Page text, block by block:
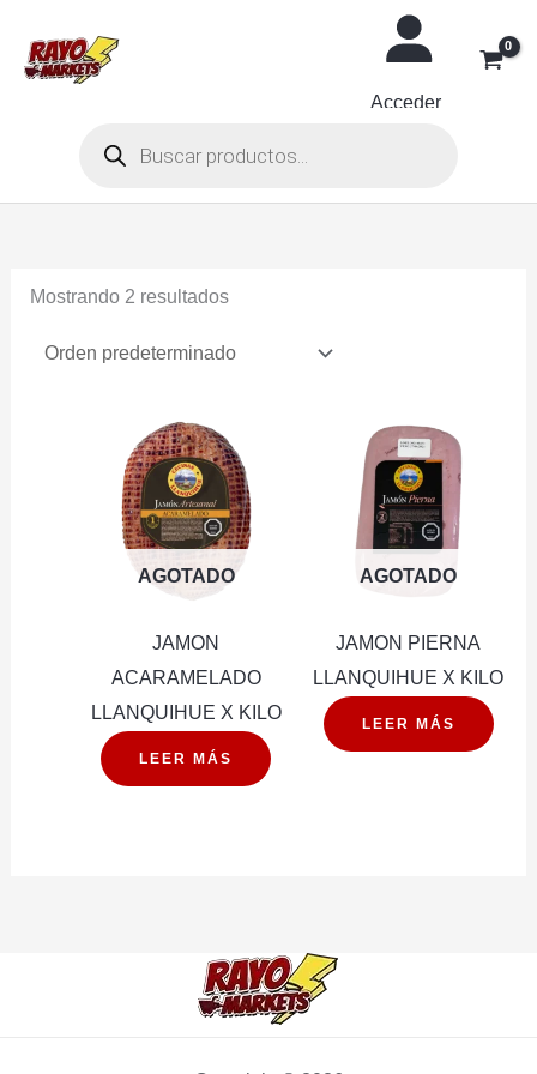
contenido
Acceder
productos
Mostrando 2 resultados
AGOTADO
JAMON
ACARAMELADO
LLANQUIHUE X KILO
LEER MÁS
AGOTADO
JAMON PIERNA
LLANQUIHUE X KILO
LEER MÁS